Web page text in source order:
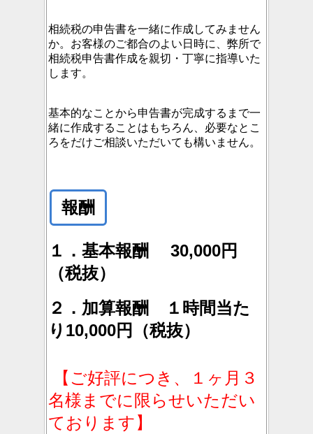
相続税の申告書を一緒に作成してみません
か。お客様のご都合のよい日時に、弊所で
相続税申告書作成を親切・丁寧に指導いた
します。
基本的なことから申告書が完成するまで一
緒に作成することはもちろん、必要なとこ
ろをだけご相談いただいても構いません。
報酬
１．基本報酬 30,000円
（税抜）
２．加算報酬 １時間当た
り10,000円（税抜）
【ご好評につき、１ヶ月３
名様までに限らせいただい
ております】